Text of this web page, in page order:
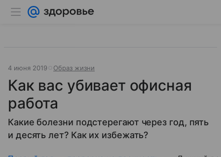
4 июня 2019 Образ жизни
Как вас убивает офисная
работа
Какие болезни подстерегают через год, пять
и десять лет? Как их избежать?